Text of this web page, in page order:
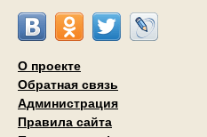
О проекте
Обратная связь
Администрация
Правила сайта